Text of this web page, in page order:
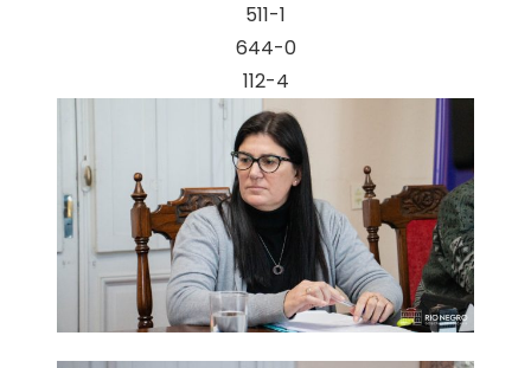
511-1
644-0
112-4